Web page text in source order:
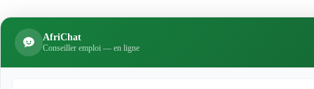
AfriChat
Conseiller emploi — en ligne